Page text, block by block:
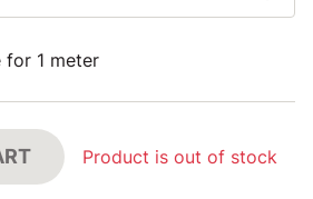
for 1 meter
Product is out of stock